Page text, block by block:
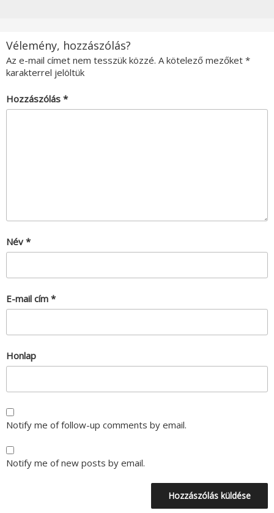
Vélemény, hozzászólás?
Az e-mail címet nem tesszük közzé. A kötelező mezőket *
karakterrel jelöltük
Hozzászólás *
Név *
E-mail cím *
Honlap
Notify me of follow-up comments by email.
Notify me of new posts by email.